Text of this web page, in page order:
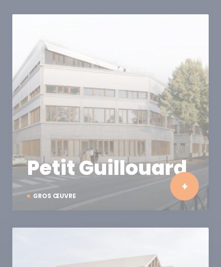
GROS ŒUVRE
Petit Guillouard